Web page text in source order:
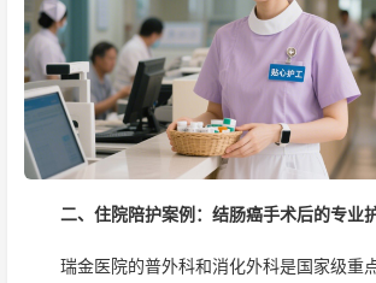
二、住院陪护案例：结肠癌手术后的专业
瑞金医院的普外科和消化外科是国家级重